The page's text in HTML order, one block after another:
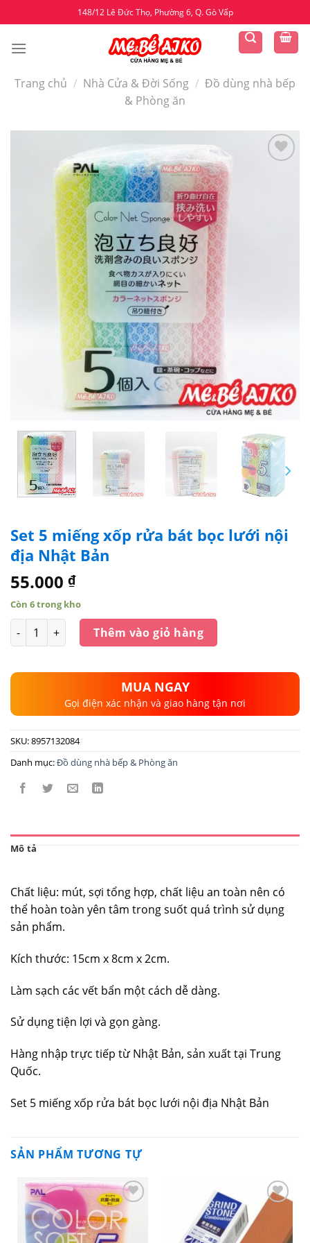
to
content
148/12 Lê Đức Thọ, Phường 6, Q. Gò Vấp
Trang chủ / Nhà Cửa & Đời Sống / Đồ dùng nhà bếp
& Phòng ăn
Set 5 miếng xốp rửa bát bọc lưới nội
địa Nhật Bản
55.000 ₫
Còn 6 trong kho
Số lượng Thêm vào giỏ hàng
MUA NGAY
Gọi điện xác nhận và giao hàng tận nơi
SKU:8957132084
Danh mục:Đồ dùng nhà bếp & Phòng ăn
Mô tả
Chất liệu: mút, sợi tổng hợp, chất liệu an toàn nên có
thể hoàn toàn yên tâm trong suốt quá trình sử dụng
sản phẩm.
Kích thước: 15cm x 8cm x 2cm.
Làm sạch các vết bẩn một cách dễ dàng.
Sử dụng tiện lợi và gọn gàng.
Hàng nhập trực tiếp từ Nhật Bản, sản xuất tại Trung
Quốc.
Set 5 miếng xốp rửa bát bọc lưới nội địa Nhật Bản
SẢN PHẨM TƯƠNG TỰ